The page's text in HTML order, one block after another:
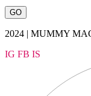
2024 | MUMMY
IG FB IS